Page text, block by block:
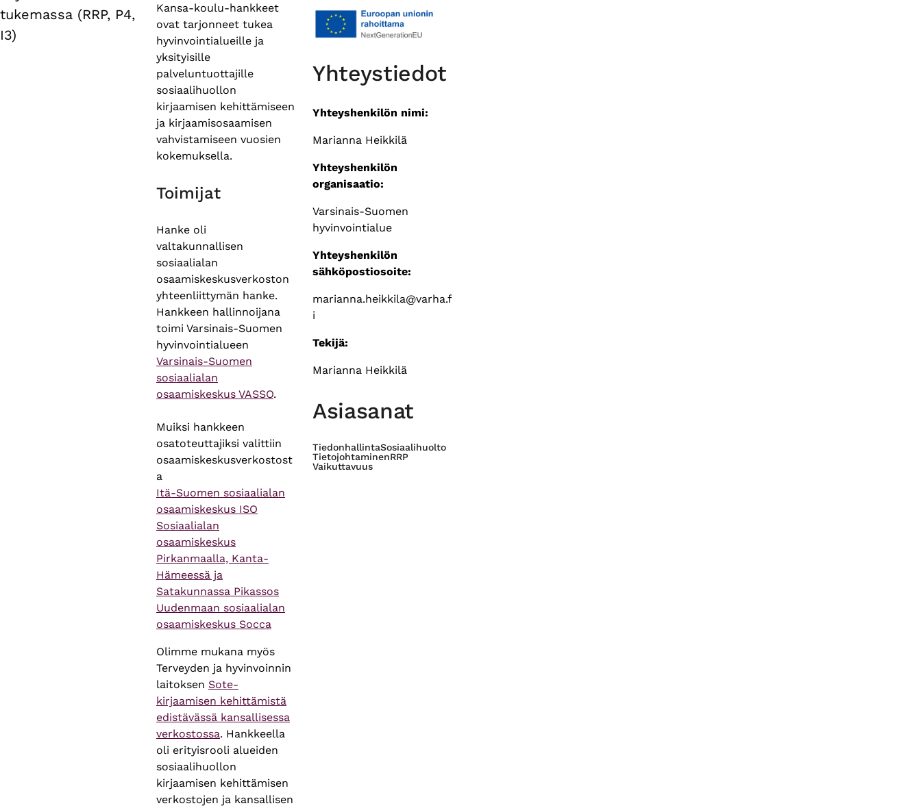
tukemassa (RRP, P4,
I3)
Kansa-koulu-hankkeet
ovat tarjonneet tukea
hyvinvointialueille ja
yksityisille
palveluntuottajille
sosiaalihuollon
kirjaamisen kehittämiseen
ja kirjaamisosaamisen
vahvistamiseen vuosien
kokemuksella.
Toimijat
Hanke oli
valtakunnallisen
sosiaalialan
osaamiskeskusverkoston
yhteenliittymän hanke.
Hankkeen hallinnoijana
toimi Varsinais-Suomen
hyvinvointialueen
Varsinais-Suomen
sosiaalialan
osaamiskeskus VASSO.
Muiksi hankkeen
osatoteuttajiksi valittiin
osaamiskeskusverkostost
a
Itä-Suomen sosiaalialan
osaamiskeskus ISO
Sosiaalialan
osaamiskeskus
Pirkanmaalla, Kanta-
Hämeessä ja
Satakunnassa Pikassos
Uudenmaan sosiaalialan
osaamiskeskus Socca
Olimme mukana myös
Terveyden ja hyvinvoinnin
laitoksen Sote-
kirjaamisen kehittämistä
edistävässä kansallisessa
verkostossa. Hankkeella
oli erityisrooli alueiden
sosiaalihuollon
kirjaamisen kehittämisen
verkostojen ja kansallisen
Yhteystiedot
Yhteyshenkilön nimi:
Marianna Heikkilä
Yhteyshenkilön
organisaatio:
Varsinais-Suomen
hyvinvointialue
Yhteyshenkilön
sähköpostiosoite:
marianna.heikkila@varha.f
i
Tekijä:
Marianna Heikkilä
Asiasanat
TiedonhallintaSosiaalihuolto
TietojohtaminenRRP
Vaikuttavuus